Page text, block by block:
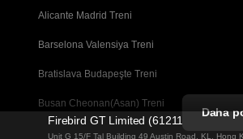
Alicante Madrid Treni
Barselona Valensiya Treni
Bratislava Budapeşte Treni
Busan Cheonan(Asan) Treni
Coimbra Lizbon Treni
Daha
Firebird GT Limited (61211989)
Unit G 15/F Tal Building 49 Austin Road, KL, Hong